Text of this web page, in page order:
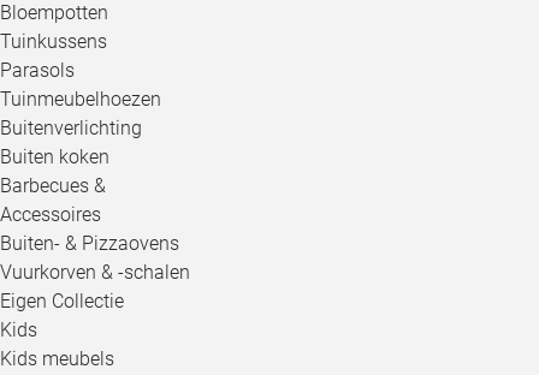
Bloempotten
Tuinkussens
Parasols
Tuinmeubelhoezen
Buitenverlichting
Buiten koken
Barbecues &
Accessoires
Buiten- & Pizzaovens
Vuurkorven & -schalen
Eigen Collectie
Kids
Kids meubels